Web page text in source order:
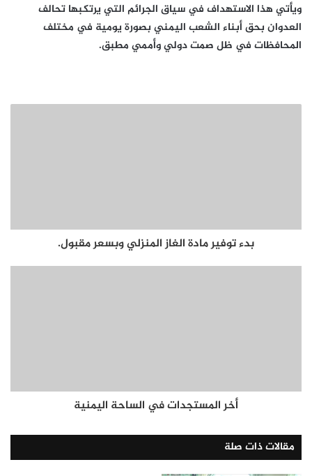
ويأتي هذا الاستهداف في سياق الجرائم التي يرتكبها تحالف
العدوان بحق أبناء الشعب اليمني بصورة يومية في مختلف
المحافظات في ظل صمت دولي وأممي مطبق.
بدء توفير مادة الغاز المنزلي وبسعر مقبول.
أخر المستجدات في الساحة اليمنية
مقالات ذات صلة